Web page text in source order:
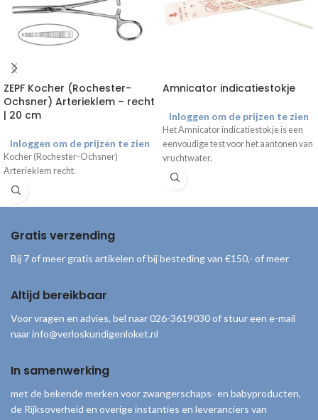
ZEPF Kocher (Rochester-
Ochsner) Arterieklem – recht
| 20 cm
Inloggen om de prijzen te zien
Kocher (Rochester-Ochsner)
Arterieklem recht.
Amnicator indicatiestokje
Inloggen om de prijzen te zien
Het Amnicator indicatiestokje is een
eenvoudige test voor het aantonen van
vruchtwater.
Gratis verzending
Bij 7 of meer gratis artikelen of bij besteding van €150,- of meer
Altijd bereikbaar
Voor vragen en advies, bel naar 026-3619030 of stuur een e-mail
naar info@verloskundigenloket.nl
In samenwerking
met de bekende merken voor zwangerschaps- en babyproducten,
de Rijksoverheid en overige instanties en leveranciers van